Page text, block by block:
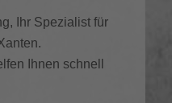
Ihr Spezialist für
Ihnen schnell